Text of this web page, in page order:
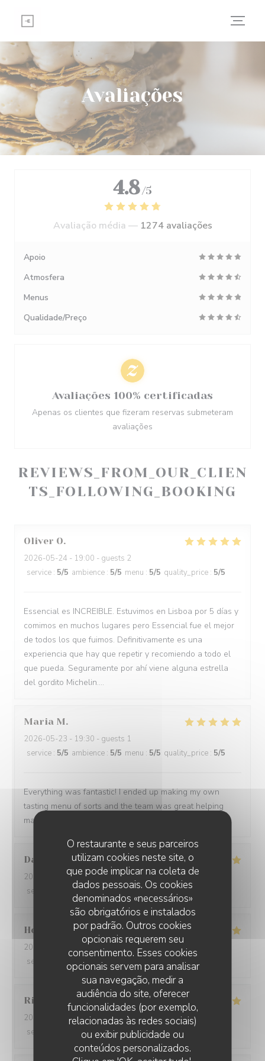
O restaurante e seus parceiros
utilizam cookies neste site, o
que pode implicar na coleta de
dados pessoais. Os cookies
denominados «necessários»
são obrigatórios e instalados
por padrão. Outros cookies
opcionais requerem seu
consentimento. Esses cookies
opcionais servem para analisar
sua navegação, medir a
audiência do site, oferecer
funcionalidades (por exemplo,
relacionadas às redes sociais)
ou exibir publicidade ou
conteúdos personalizados.
Avaliações
REVIEWS_FROM_OUR_CLIEN
TS_FOLLOWING_BOOKING
Oliver O
2026-05-24 - 19:00 - guests 2
service : 5/5 ambience : 5/5 menu : 5/5 quality_price : 5/5
Essencial es INCREIBLE. Estuvimos en Lisboa por 5 días y
comimos en muchos lugares pero Essencial fue el mejor
de todos los que fuimos. Definitivamente es una
experiencia que hay que repetir y recomiendo a todo el
que pueda. Seguramente por ahí viene alguna estrella
del gordito Michelin....
Maria M
2026-05-23 - 19:30 - guests 1
service : 5/5 ambience : 5/5 menu : 5/5 quality_price : 5/5
Everything was fantastic! I ended up making my own
tasting menu of sorts and the team was great helping
making a wine paring for each course.
David
2026-05-28- 19:15 - guests 7
service
ambience: 5/5 menu :5/5 quality_price
Ho Fung
2026-05-24
- 19:30 - guests 2
service
ambience /5 quality_price
Riccardo L
2026-05-25
- 21:45 - guests 2
service
ambience:4/5 menu:5/5 quality_price
4.8 /5
Avaliação média — 1274 avaliações
Apoio
Atmosfera
Menus
Qualidade/Preço
Avaliações 100% certificadas
Apenas os clientes que fizeram reservas submeteram
avaliações